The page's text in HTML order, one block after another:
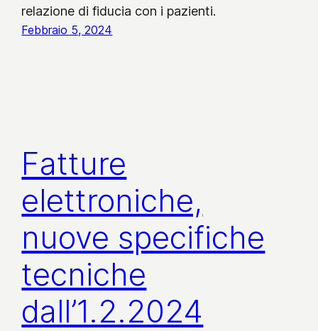
relazione di fiducia con i pazienti.
Febbraio 5, 2024
Fatture
elettroniche,
nuove specifiche
tecniche
dall’1.2.2024